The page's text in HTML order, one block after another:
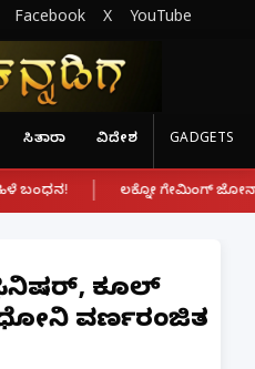
Facebook X YouTube
ಸಿತಾರಾ ವಿದೇಶ GADGETS
| ಲಕ್ನೋ ಗೇಮಿಂಗ್ ಜೋನ್‌ನಲ್ಲಿ
ಫಿನಿಷರ್, ಕೂಲ್
ಧೋನಿ ವರ್ಣರಂಜಿತ